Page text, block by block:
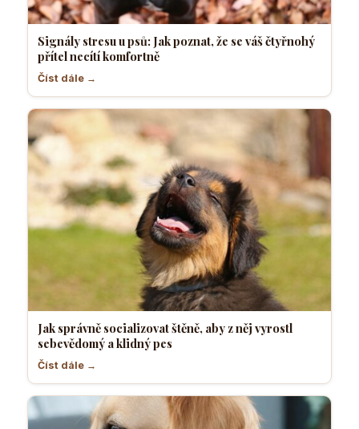
Signály stresu u psů: Jak poznat, že se váš čtyřnohý
přítel necítí komfortně
Číst dále →
Jak správně socializovat štěně, aby z něj vyrostl
sebevědomý a klidný pes
Číst dále →